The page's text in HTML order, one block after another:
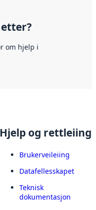
om hjelp i
Hjelp og rettleiing
Brukerveileiing
Datafellesskapet
Teknisk
dokumentasjon